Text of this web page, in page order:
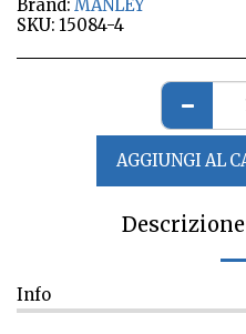
Brand: MANLEY
SKU: 15084-4
AGGIUNGI AL
Info